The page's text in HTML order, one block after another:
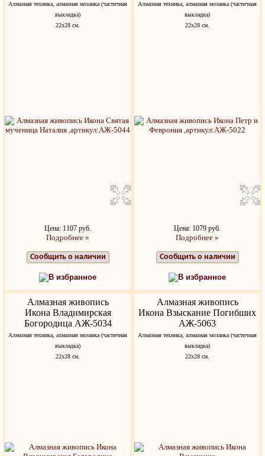
Алмазная техника, алмазная мозаика (частичная
выкладка)
22х28 см.
Цена: 1107 руб.
Подробнее »
Сообщить о наличии
В избранное
Алмазная техника, алмазная мозаика (частичная
выкладка)
22х28 см.
Цена: 1079 руб.
Подробнее »
Сообщить о наличии
В избранное
Алмазная живопись
Икона Владимирская
Богородица АЖ-5034
Алмазная техника, алмазная мозаика (частичная
выкладка)
22х28 см.
Алмазная живопись
Икона Взыскание Погибших
АЖ-5063
Алмазная техника, алмазная мозаика (частичная
выкладка)
22х28 см.